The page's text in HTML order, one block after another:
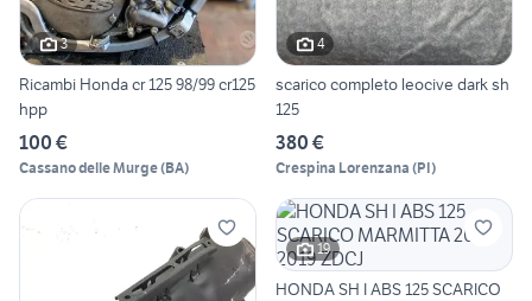
3
Ricambi Honda cr 125 98/99 cr125
hpp
100 €
Cassano delle Murge(BA)
4
scarico completo leocive dark sh
125
380 €
Crespina Lorenzana (PI)
19
HONDA SH I ABS 125 SCARICO